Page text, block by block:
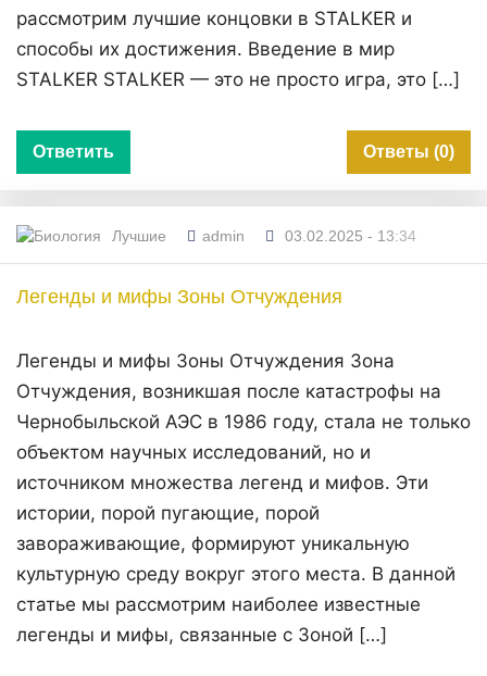
рассмотрим лучшие концовки в STALKER и
способы их достижения. Введение в мир
STALKER STALKER — это не просто игра, это […]
Ответить Ответы (0)
Лучшие admin 03.02.2025 - 13:34
Легенды и мифы Зоны Отчуждения
Легенды и мифы Зоны Отчуждения Зона
Отчуждения, возникшая после катастрофы на
Чернобыльской АЭС в 1986 году, стала не только
объектом научных исследований, но и
источником множества легенд и мифов. Эти
истории, порой пугающие, порой
завораживающие, формируют уникальную
культурную среду вокруг этого места. В данной
статье мы рассмотрим наиболее известные
легенды и мифы, связанные с Зоной […]